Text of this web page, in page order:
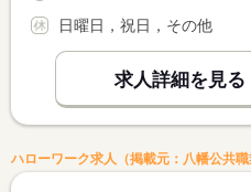
日曜日，祝日，その他
求人詳細を見る
ハローワーク求人（掲載元：八幡公共職